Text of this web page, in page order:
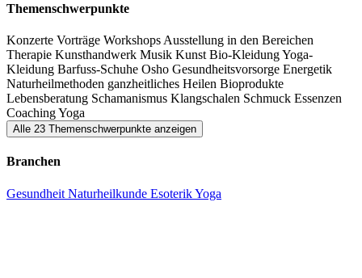
Themenschwerpunkte
Konzerte Vorträge Workshops Ausstellung in den Bereichen
Therapie Kunsthandwerk Musik Kunst Bio-KleidungYoga-
Kleidung Barfuss-Schuhe Osho Gesundheitsvorsorge Energetik
Naturheilmethoden ganzheitliches Heilen Bioprodukte
Lebensberatung Schamanismus Klangschalen Schmuck Essenzen
CoachingYoga
Alle 23 Themenschwerpunkte anzeigen
Branchen
Gesundheit Naturheilkunde EsoterikYoga